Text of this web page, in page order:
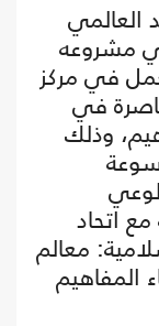
العالمي
مشروعه
في مركز
في
وذلك
اتحاد
معالم
المفاهيم